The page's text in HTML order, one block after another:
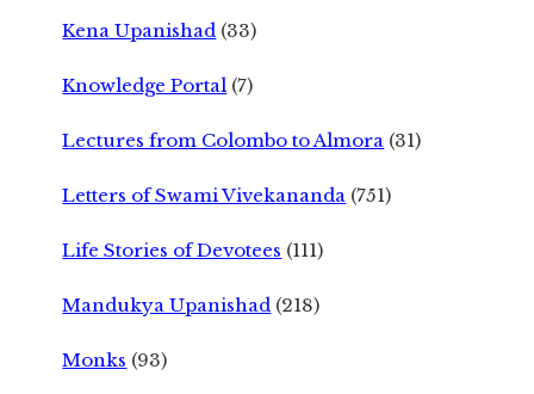
Kena Upanishad (33)
Knowledge Portal (7)
Lectures from Colombo to Almora (31)
Letters of Swami Vivekananda (751)
Life Stories of Devotees (111)
Mandukya Upanishad (218)
Monks (93)